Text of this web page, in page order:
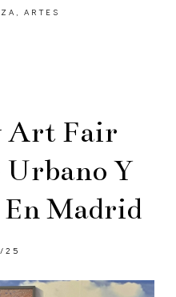
ARTES
Fair
Y
Madrid
25